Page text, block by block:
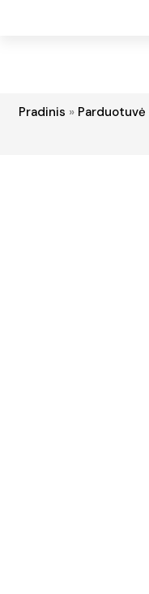
Pradinis » Parduotuvė